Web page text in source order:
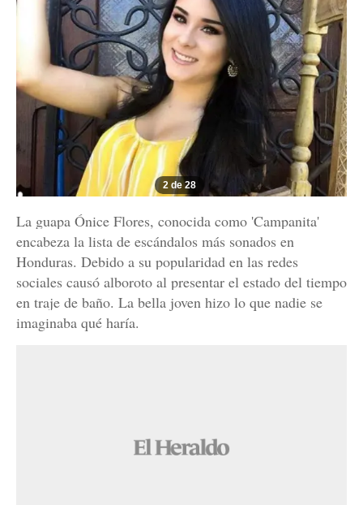
2 de 28
La guapa Ónice Flores, conocida como 'Campanita'
encabeza la lista de escándalos más sonados en
Honduras. Debido a su popularidad en las redes
sociales causó alboroto al presentar el estado del tiempo
en traje de baño. La bella joven hizo lo que nadie se
imaginaba qué haría.